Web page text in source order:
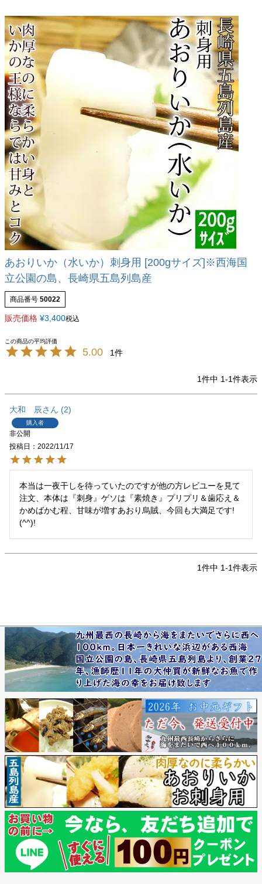
あおりいか（水いか）刺身用 [200gサイズ]※西海国
立公園の島、長崎県五島列島産
商品番号 50022
販売価格 ¥3,400税込
5.00 1
1件中 1-1件表示
大和 辰 2
購入者
非公開
投稿日
2022/11/17
本当は一夜干しを待っていたのですが他の方レビユーを見て
注文、本体は『刺身』ゲソは『素焼き』プリプリ＆歯応え＆
かめばかむ程、甘味が増すあおり烏賊、今回も大満足です!
1件中 1-1件表示